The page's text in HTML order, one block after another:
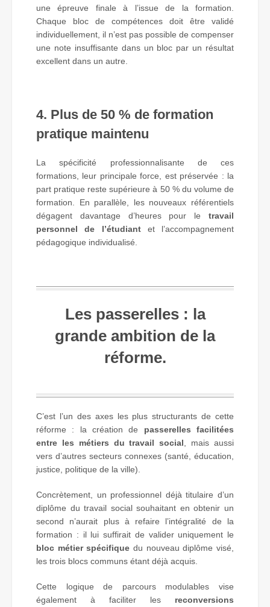
une épreuve finale à l’issue de la formation.
Chaque bloc de compétences doit être validé
individuellement, il n’est pas possible de compenser
une note insuffisante dans un bloc par un résultat
excellent dans un autre.
4. Plus de 50 % de formation
pratique maintenu
La spécificité professionnalisante de ces
formations, leur principale force, est préservée : la
part pratique reste supérieure à 50 % du volume de
formation. En parallèle, les nouveaux référentiels
dégagent davantage d’heures pour le travail
personnel de l’étudiantet l’accompagnement
pédagogique individualisé.
Les passerelles : la
grande ambition de la
réforme.
C’est l’un des axes les plus structurants de cette
réforme : la création de passerelles facilitées
entre les métiers du travail social , mais aussi
vers d’autres secteurs connexes (santé, éducation,
justice, politique de la ville).
Concrètement, un professionnel déjà titulaire d’un
diplôme du travail social souhaitant en obtenir un
second n’aurait plus à refaire l’intégralité de la
formation : il lui suffirait de valider uniquement le
bloc métier spécifique du nouveau diplôme visé,
les trois blocs communs étant déjà acquis.
Cette logique de parcours modulables vise
également à faciliter les reconversions